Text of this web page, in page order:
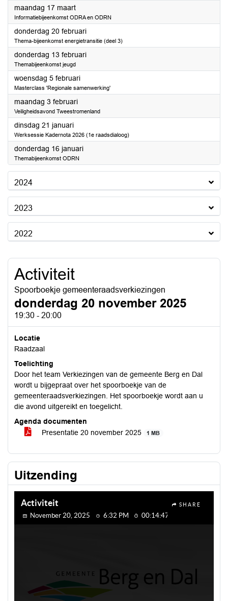
maandag 17 maart2025
Informatiebijeenkomst ODRA en ODRN
donderdag 20 februari2025
Thema-bijeenkomst energietransitie (deel 3)
donderdag 13 februari2025
Themabijeenkomst jeugd
woensdag 5 februari2025
Masterclass 'Regionale samenwerking'
maandag 3 februari2025
Veiligheidsavond Tweestromenland
dinsdag 21 januari2025
Werksessie Kadernota 2026 (1e raadsdialoog)
donderdag 16 januari2025
Themabijeenkomst ODRN
2024
2023
2022
Activiteit
Spoorboekje gemeenteraadsverkiezingen
donderdag 20 november 2025
19:30 - 20:00
Locatie
Raadzaal
Toelichting
Door het team Verkiezingen van de gemeente Berg en Dal
wordt u bijgepraat over het spoorboekje van de
gemeenteraadsverkiezingen. Het spoorboekje wordt aan u
die avond uitgereikt en toegelicht.
Agenda documenten
Presentatie 20 november 2025
1 MB
Uitzending